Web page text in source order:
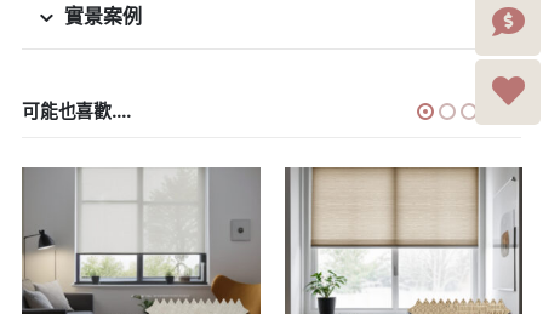
實景案例
可能也喜歡....